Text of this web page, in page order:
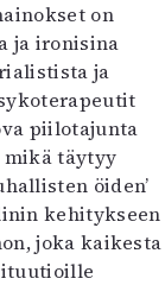
on
ja ironisina
ja
piilotajunta
mikä täytyy
öiden’
kehitykseen
joka kaikesta